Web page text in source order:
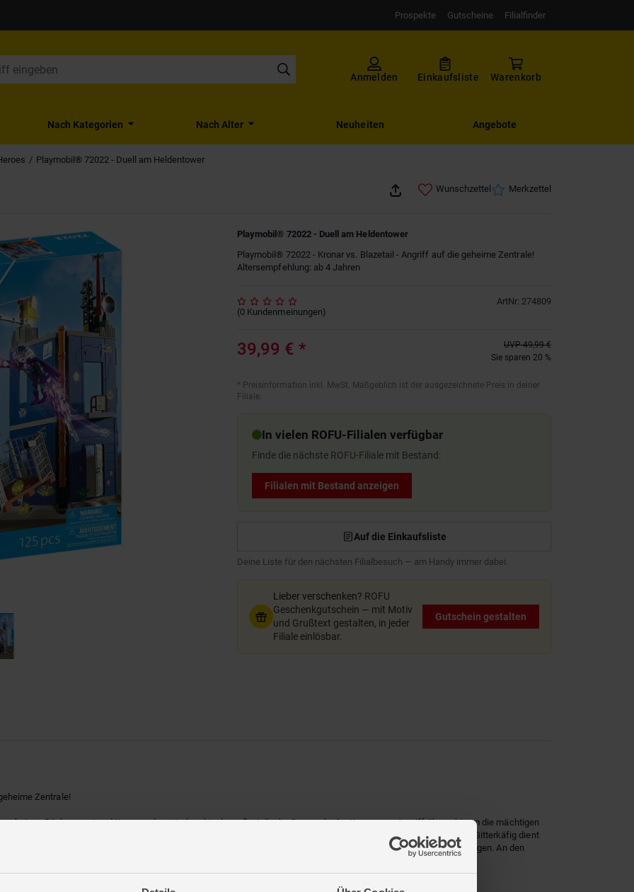
Prospekte Gutscheine Filialfinder
Anmelden Einkaufsliste Warenkorb
Nach Kategorien Nach Alter Neuheiten Angebote
Playmobil® 72022 - Duell am Heldentower
Wunschzettel Merkzettel
Playmobil® 72022 - Duell am Heldentower
Playmobil® 72022 - Kronar vs. Blazetail - Angriff auf die geheime Zentrale!
Altersempfehlung: ab 4 Jahren
ArtNr: 274809
(0 Kundenmeinungen)
39,99 € * UVP 49,99 €
Sie sparen 20 %
* Preisinformation inkl. MwSt. Maßgeblich ist der ausgezeichnete Preis in deiner
Filiale.
In vielen ROFU-Filialen verfügbar
Finde die nächste ROFU-Filiale mit Bestand:
Filialen mit Bestand anzeigen
Auf die Einkaufsliste
Deine Liste für den nächsten Filialbesuch — am Handy immer dabei.
Lieber verschenken? ROFU
Geschenkgutschein — mit Motiv
und Grußtext gestalten, in jeder
Filiale einlösbar.
Gutschein gestalten
Zentrale!
geheimer Rückzugsort und Kommandozentrale – bis der außerirdische Superschurke Kronar zum Angriff übergeht, um die mächtigen
verteidigt den Turm und das geheime Versteck unter den Holzbalken mit voller Kraft: Ein beweglicher Kran mit Gitterkäfig dient
Wände sorgen für dynamische Kämpfe, und ein explodierbarer Boden im ersten Stock bietet spannende Überraschungen. An den
PLAYMOBIL-Heldenfiguren befestigt werden. Action pur im Kampf um PLAYMOPOLIS!